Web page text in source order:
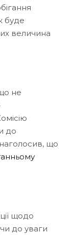
буде
величина
не
до
що
щодо
до уваги